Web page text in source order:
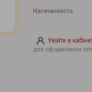
Насиченність
Увійти в
для оформлення